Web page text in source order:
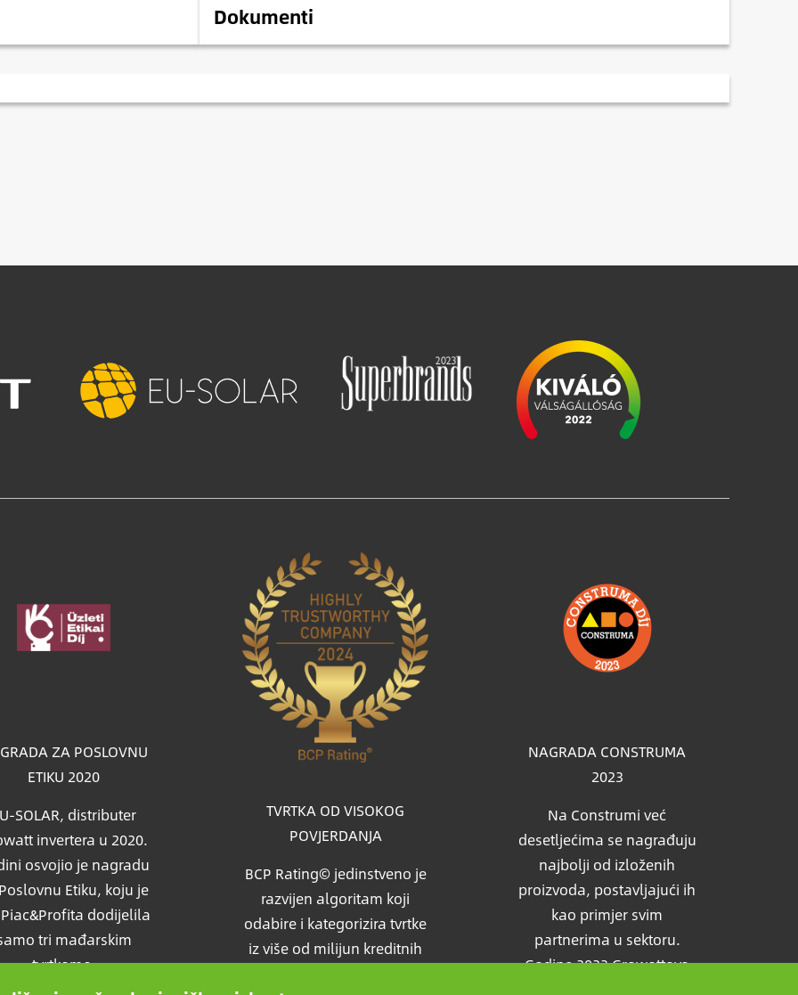
Dokumenti
ZA POSLOVNU
ETIKU 2020
SOLAR, distributer
invertera u 2020.
osvojio je nagradu
Etiku, koju je
dodijelila
tri mađarskim
tvrtkama.
TVRTKA OD VISOKOG
POVJERDANJA
BCP Rating© jedinstveno je
razvijen algoritam koji
odabire i kategorizira tvrtke
iz više od milijun kreditnih
NAGRADA CONSTRUMA
2023
Na Construmi već
desetljećima se nagrađuju
najbolji od izloženih
proizvoda, postavljajući ih
kao primjer svim
partnerima u sektoru.
Godine 2023 Growattova